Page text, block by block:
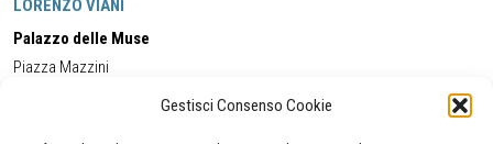
Gestisci Consenso Cookie
LORENZO VIANI
Palazzo delle Muse
Piazza Mazzini
Cell:+39 338 5714978 (orario apertura Galleria)